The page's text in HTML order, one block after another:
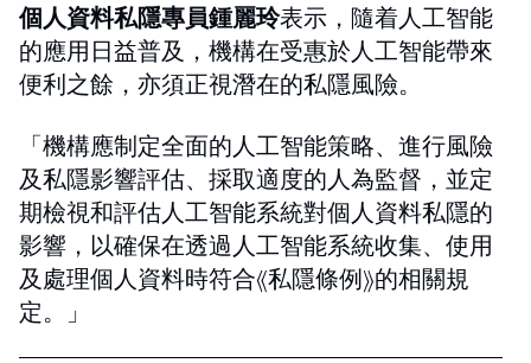
個人資料私隱專員鍾麗玲表示，隨着人工智能
的應用日益普及，機構在受惠於人工智能帶來
便利之餘，亦須正視潛在的私隱風險。
「機構應制定全面的人工智能策略、進行風險
及私隱影響評估、採取適度的人為監督，並定
期檢視和評估人工智能系統對個人資料私隱的
影響，以確保在透過人工智能系統收集、使用
及處理個人資料時符合《私隱條例》的相關規
定。」